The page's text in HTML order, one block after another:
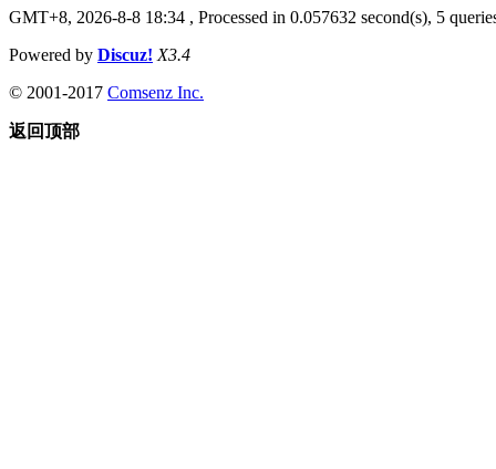
GMT+8, 2026-8-8 18:34 , Processed in 0.057632 second(s), 5
Powered by Discuz! X3.4
© 2001-2017 Comsenz Inc.
返回顶部